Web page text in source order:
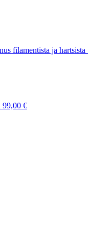
filamentista ja
99,00 €